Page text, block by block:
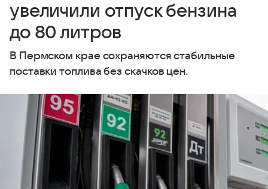
увеличили отпуск бензина
до 80 литров
В Пермском крае сохраняются стабильные
поставки топлива без скачков цен.